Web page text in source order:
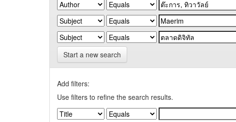
Start a new search
Add filters:
Use filters to refine the search results.